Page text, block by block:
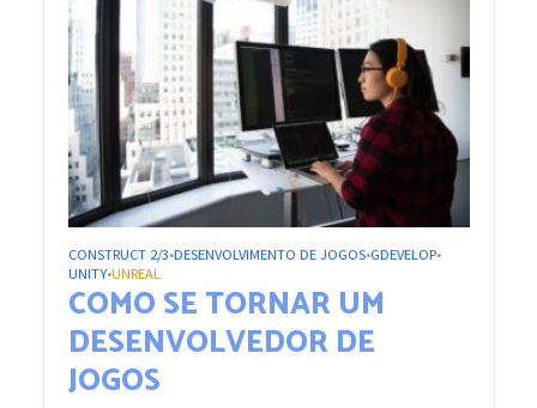
CONSTRUCT 2/3•DESENVOLVIMENTO DE JOGOS•GDEVELOP•
UNITY•UNREAL
COMO SE TORNAR UM
DESENVOLVEDOR DE
JOGOS